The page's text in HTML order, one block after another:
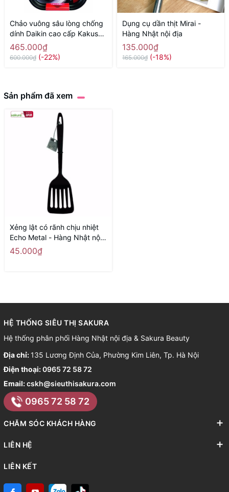
Chảo vuông sâu lòng chống
dính Daikin cao cấp Kakusee
- size 24cm, màu đỏ - Hàng
Nhật nội địaa
465.000₫
600.000₫ (-22%)
Dụng cụ dần thịt Mirai -
Hàng Nhật nội địa
135.000₫
165.000₫ (-18%)
Sản phẩm đã xem
Xẻng lật có rãnh chịu nhiệt
Echo Metal - Hàng Nhật nội
địa
45.000₫
HỆ THỐNG SIÊU THỊ SAKURA
Hệ thống phân phối Hàng Nhật nội địa & Sakura Beauty
Địa chỉ: 135 Lương Định Của, Phường Kim Liên, Tp. Hà Nội
Điện thoại:0965 72 58 72
Email:cskh@sieuthisakura.com
0965 72 58 72
CHĂM SÓC KHÁCH HÀNG
LIÊN HỆ
LIÊN KẾT